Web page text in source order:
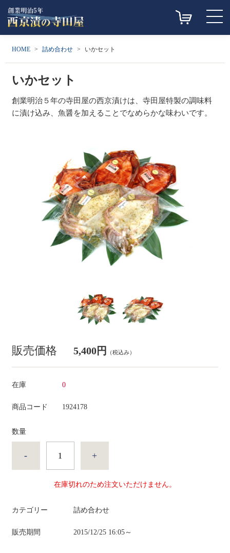
HOME 詰め合わせ いかセット
いかセット
創業明治５年の寺田屋の西京漬けは、寺田屋特製の調味料
に漬け込み、魚醤を加えることでなめらかな味わいです。
販売価格 5,400円 （税込み）
在庫 0
商品コード 1924178
数量
- +
在庫切れのため注文いただけません。
カテゴリー 詰め合わせ
販売期間 2015/12/25 16:05～